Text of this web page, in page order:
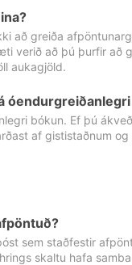
að greiða
verið að þú þurfir að
aukagjöld.
bókun. Ef þú
af gististaðnum
sem staðfestir
skaltu hafa